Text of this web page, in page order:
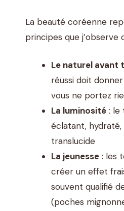
La beauté coréenne
principes que j’observe
Le naturel avant
réussi doit
vous ne portez
La luminosité : le
éclatant, hydraté,
translucide
La jeunesse : les
créer un effet
souvent qualifié
(poches